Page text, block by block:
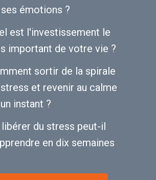
émotions ?
est l'investissement le
important de votre vie ?
sortir de la spirale
et revenir au calme
instant ?
libérer du stress peut-il
en dix semaines